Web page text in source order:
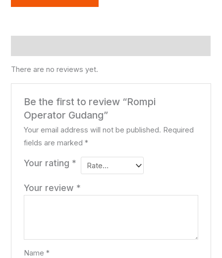
There are no reviews yet.
Be the first to review “Rompi
Operator Gudang”
Your email address will not be published. Required
fields are marked *
Your rating *
Your review *
Name *